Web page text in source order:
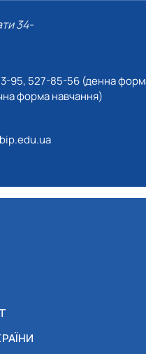
34-
95, 527-85-56 (денна
форма навчання)